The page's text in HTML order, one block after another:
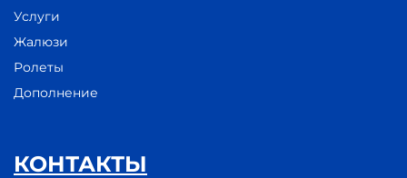
Услуги
Жалюзи
Ролеты
Дополнение
КОНТАКТЫ